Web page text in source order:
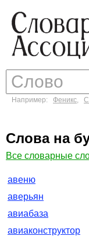
Например: Феникс,
Слова на
Все словарные
авеню
аверьян
авиабаза
авиаконструктор